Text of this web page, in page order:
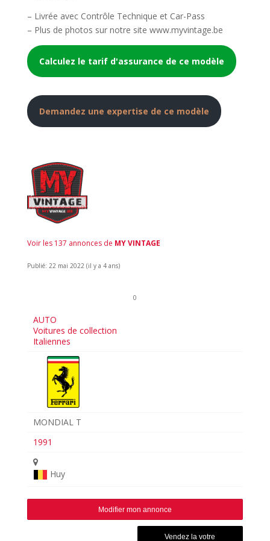
– Livrée avec Contrôle Technique et Car-Pass
– Plus de photos sur notre site www.myvintage.be
Calculez le tarif d'assurance de ce modèle
Demandez une expertise de ce modèle
Voir les 137 annonces de MY VINTAGE
Publié: 22 mai 2022 (il y a 4 ans)
0
AUTO
Voitures de collection
Italiennes
MONDIAL T
1991
Huy
Modifier mon annonce